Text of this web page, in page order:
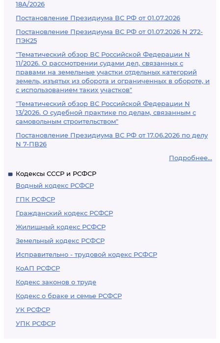
18А/2026
Постановление Президиума ВС РФ от 01.07.2026
Постановление Президиума ВС РФ от 01.07.2026 N 272-
ПЭК25
"Тематический обзор ВС Российской Федерации N
11/2026. О рассмотрении судами дел, связанных с
правами на земельные участки отдельных категорий
земель, изъятых из оборота и ограниченных в обороте, и
с использованием таких участков"
"Тематический обзор ВС Российской Федерации N
13/2026. О судебной практике по делам, связанным с
самовольным строительством"
Постановление Президиума ВС РФ от 17.06.2026 по делу
N 7-ПВ26
Подробнее...
Кодексы СССР и РСФСР
Водный кодекс РСФСР
ГПК РСФСР
Гражданский кодекс РСФСР
Жилищный кодекс РСФСР
Земельный кодекс РСФСР
Исправительно - трудовой кодекс РСФСР
КоАП РСФСР
Кодекс законов о труде
Кодекс о браке и семье РСФСР
УК РСФСР
УПК РСФСР